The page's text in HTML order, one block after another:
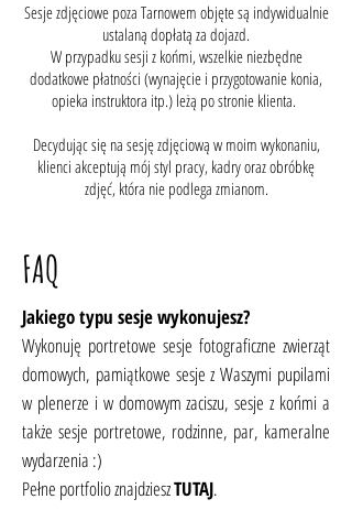
Sesje zdjęciowe poza Tarnowem objęte są indywidualnie
ustalaną dopłatą za dojazd.
W przypadku sesji z końmi, wszelkie niezbędne
dodatkowe płatności (wynajęcie i przygotowanie konia,
opieka instruktora itp.) leżą po stronie klienta.
Decydując się na sesję zdjęciową w moim wykonaniu,
klienci akceptują mój styl pracy, kadry oraz obróbkę
zdjęć, która nie podlega zmianom.
FAQ
Jakiego typu sesje wykonujesz?
Wykonuję portretowe sesje fotograficzne zwierząt
domowych, pamiątkowe sesje z Waszymi pupilami
w plenerze i w domowym zaciszu, sesje z końmi a
także sesje portretowe, rodzinne, par, kameralne
wydarzenia :)
Pełne portfolio znajdzieszTUTAJ.